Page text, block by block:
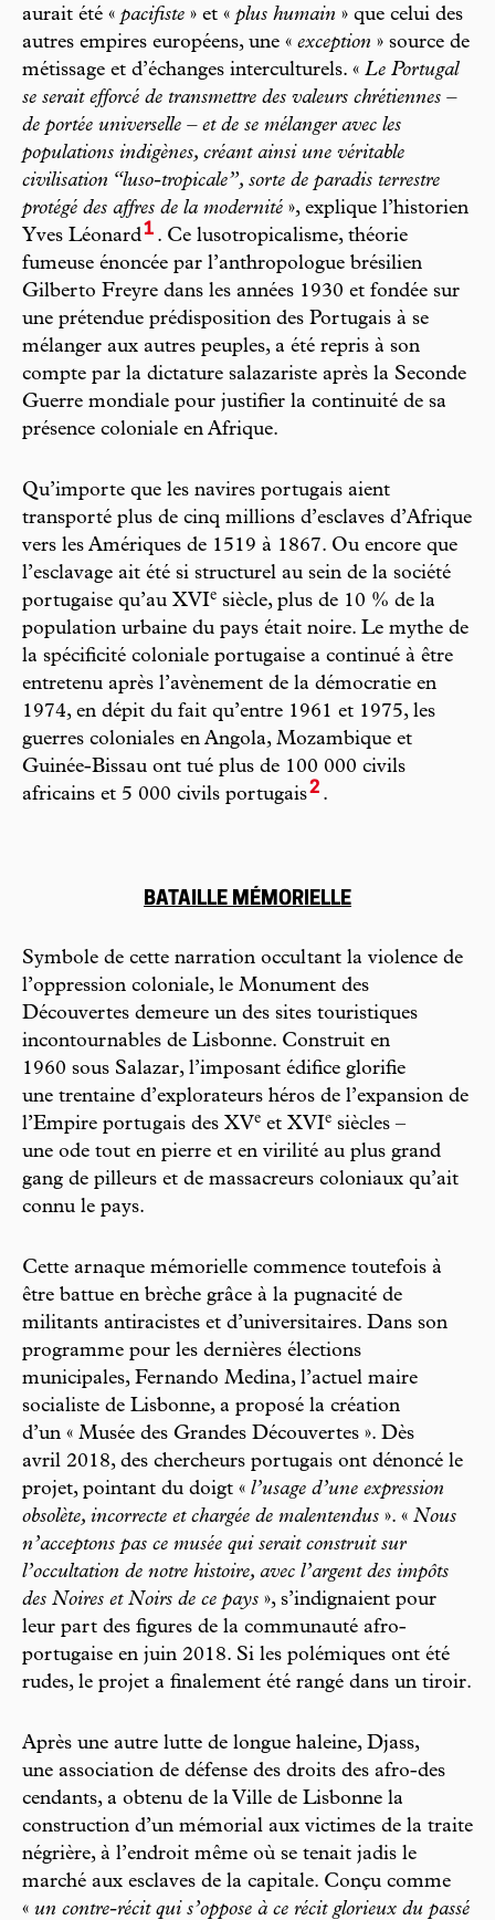
aurait été « pacifiste » et « plus humain » que celui des
autres empires européens, une « exception » source de
métissage et d’échanges interculturels. « Le Portugal
se serait efforcé de transmettre des valeurs chrétiennes –
de portée universelle – et de se mélanger avec les
populations indigènes, créant ainsi une véritable
civilisation “luso-tropicale”, sorte de paradis terrestre
protégé des affres de la modernité », explique l’historien
Yves Léonard1 . Ce lusotropicalisme, théorie
fumeuse énoncée par l’anthropologue brésilien
Gilberto Freyre dans les années 1930 et fondée sur
une prétendue prédisposition des Portugais à se
mélanger aux autres peuples, a été repris à son
compte par la dictature salazariste après la Seconde
Guerre mondiale pour justifier la continuité de sa
présence coloniale en Afrique.
Qu’importe que les navires portugais aient
transporté plus de cinq millions d’esclaves d’Afrique
vers les Amériques de 1519 à 1867. Ou encore que
l’esclavage ait été si structurel au sein de la société
portugaise qu’au XVIe siècle, plus de 10 % de la
population urbaine du pays était noire. Le mythe de
la spécificité coloniale portugaise a continué à être
entretenu après l’avènement de la démocratie en
1974, en dépit du fait qu’entre 1961 et 1975, les
guerres coloniales en Angola, Mozambique et
Guinée-Bissau ont tué plus de 100 000 civils
africains et 5 000 civils portugais2 .
BATAILLE MÉMORIELLE
Symbole de cette narration occul tant la violence de
l’oppression coloniale, le Monument des
Découvertes demeure un des sites touristiques
incontournables de Lisbonne. Construit en
1960 sous Salazar, l’imposant édifice glorifie
une trentaine d’explorateurs héros de l’expansion de
l’Empire portu gais des XVe et XVIe siècles –
une ode tout en pierre et en virilité au plus grand
gang de pilleurs et de massacreurs coloniaux qu’ait
connu le pays.
Cette arnaque mémorielle commence toutefois à
être battue en brèche grâce à la pugnacité de
militants antiracistes et d’universitaires. Dans son
programme pour les dernières élections
municipales, Fernando Medina, l’actuel maire
socialiste de Lisbonne, a proposé la création
d’un « Musée des Grandes Découvertes ». Dès
avril 2018, des chercheurs portugais ont dénoncé le
projet, pointant du doigt « l’usage d’une expression
obsolète, incorrecte et chargée de malentendus ». « Nous
n’acceptons pas ce musée qui serait construit sur
l’occultation de notre histoire, avec l’argent des impôts
des Noires et Noirs de ce pays », s’indignaient pour
leur part des figures de la communauté afro-
portugaise en juin 2018. Si les polémiques ont été
rudes, le projet a finalement été rangé dans un tiroir.
Après une autre lutte de longue haleine, Djass,
une association de défense des droits des afro-des
cendants, a obtenu de la Ville de Lisbonne la
construction d’un mémorial aux victimes de la traite
négrière, à l’endroit même où se tenait jadis le
marché aux esclaves de la capitale. Conçu comme
« un contre-récit qui s’oppose à ce récit glorieux du passé